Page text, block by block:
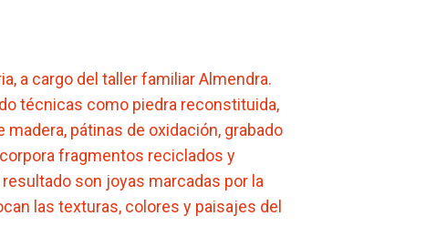
a cargo del taller familiar Almendra.
técnicas como piedra reconstituida,
pátinas de oxidación, grabado
fragmentos reciclados y
son joyas marcadas por la
las texturas, colores y paisajes del